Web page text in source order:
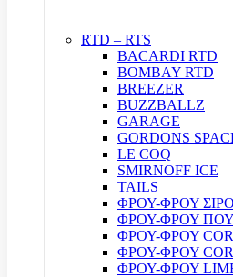
RTD – RTS
BACARDI RTD
BOMBAY RTD
BREEZER
BUZZBALLZ
GARAGE
GORDONS
LE COQ
SMIRNOFF ICE
TAILS
ΦΡΟΥ-ΦΡΟΥ
ΦΡΟΥ-ΦΡΟΥ
ΦΡΟΥ-ΦΡΟΥ
ΦΡΟΥ-ΦΡΟΥ
ΦΡΟΥ-ΦΡΟΥ